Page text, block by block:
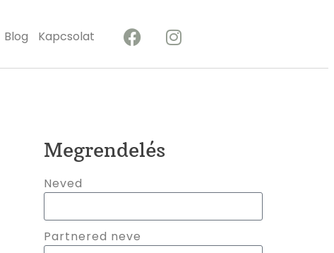
Blog Kapcsolat
Megrendelés
Neved
Partnered neve